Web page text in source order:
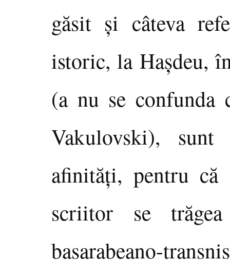
găsit şi câteva
istoric, la Haşdeu,
(a nu se confunda
Vakulovski), sunt
afinităţi, pentru
scriitor se
basarabeano-